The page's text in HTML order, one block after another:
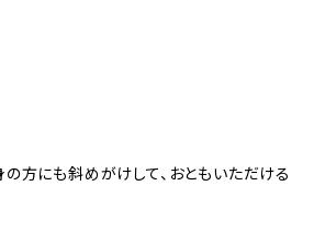
の方にも斜めがけして、おともいただける